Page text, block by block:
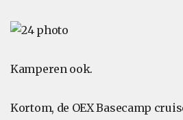
Kamperen ook.
Kortom, de OEX Basecamp